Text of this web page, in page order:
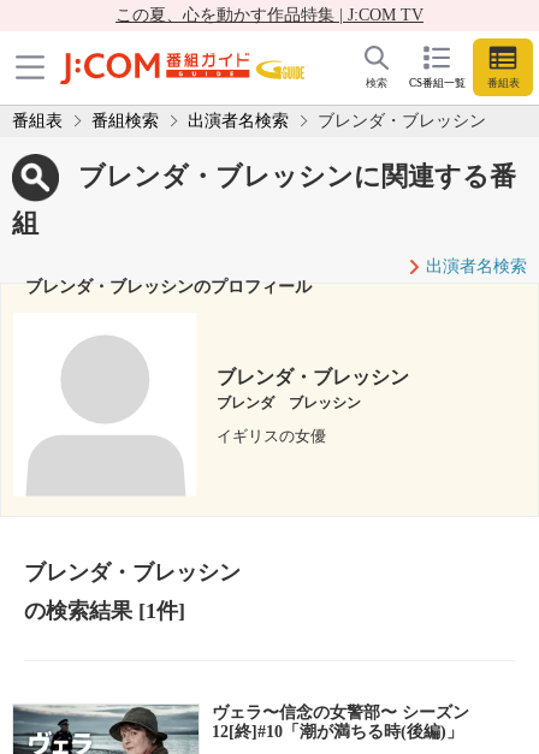
この夏、心を動かす作品特集 | J:COM TV
CS番組一覧 番組表
検索
番組表 番組検索 出演者名検索 ブレンダ・ブレッシン
ブレンダ・ブレッシンに関連する番
組
出演者名検索
ブレンダ・ブレッシンのプロフィール
ブレンダ・ブレッシン
ブレンダ ブレッシン
イギリスの女優
ブレンダ・ブレッシン
の検索結果[1件]
ヴェラ〜信念の女警部〜 シーズン
12[終]#10「潮が満ちる時(後編)」